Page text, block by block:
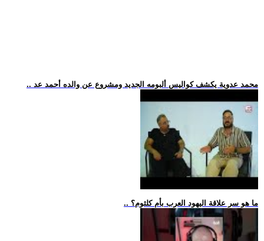
.. محمد عدوية يكشف كواليس ألبومه الجديد ومشروع عن والده أحمد عد
.. ما هو سر علاقة اليهود العرب بأم كلثوم؟